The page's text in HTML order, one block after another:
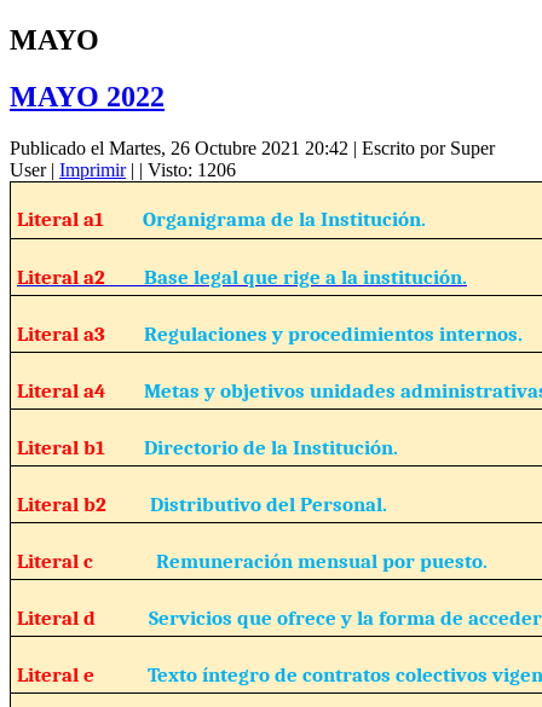
MAYO
MAYO 2022
Publicado el Martes, 26 Octubre 2021 20:42 | Escrito por Super
User| Imprimir| | Visto: 1206
Literal a1 Organigrama de la Institución.
Literal a2 Base legal que rige a la institución.
Literal a3 Regulaciones y procedimientos internos.
Literal a4 Metas y objetivos unidades
Literal b1 Directorio de la Institución.
Literal b2 Distributivo del Personal.
Literal c Remuneración mensual por puesto.
Literal d Servicios que ofrece y la forma de
Literal e Texto íntegro de contratos colectivos